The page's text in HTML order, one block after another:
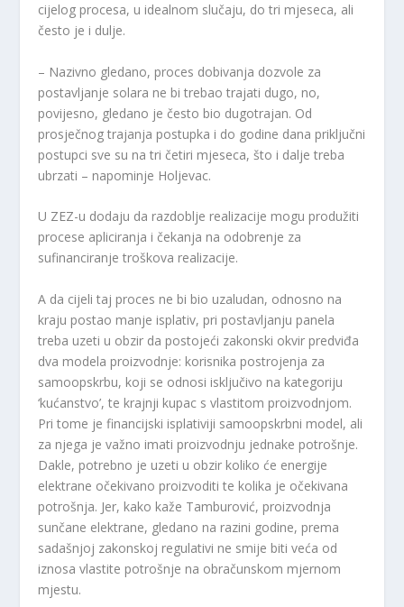
cijelog procesa, u idealnom slučaju, do tri mjeseca, ali
često je i dulje.
– Nazivno gledano, proces dobivanja dozvole za
postavljanje solara ne bi trebao trajati dugo, no,
povijesno, gledano je često bio dugotrajan. Od
prosječnog trajanja postupka i do godine dana priključni
postupci sve su na tri četiri mjeseca, što i dalje treba
ubrzati – napominje Holjevac.
U ZEZ-u dodaju da razdoblje realizacije mogu produžiti
procese apliciranja i čekanja na odobrenje za
sufinanciranje troškova realizacije.
A da cijeli taj proces ne bi bio uzaludan, odnosno na
kraju postao manje isplativ, pri postavljanju panela
treba uzeti u obzir da postojeći zakonski okvir predviđa
dva modela proizvodnje: korisnika postrojenja za
samoopskrbu, koji se odnosi isključivo na kategoriju
‘kućanstvo’, te krajnji kupac s vlastitom proizvodnjom.
Pri tome je financijski isplativiji samoopskrbni model, ali
za njega je važno imati proizvodnju jednake potrošnje.
Dakle, potrebno je uzeti u obzir koliko će energije
elektrane očekivano proizvoditi te kolika je očekivana
potrošnja. Jer, kako kaže Tamburović, proizvodnja
sunčane elektrane, gledano na razini godine, prema
sadašnjoj zakonskoj regulativi ne smije biti veća od
iznosa vlastite potrošnje na obračunskom mjernom
mjestu.